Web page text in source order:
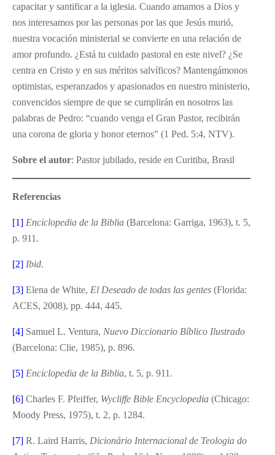
capacitar y santificar a la iglesia. Cuando amamos a Dios y
nos interesamos por las personas por las que Jesús murió,
nuestra vocación ministerial se convierte en una relación de
amor profundo. ¿Está tu cuidado pastoral en este nivel? ¿Se
centra en Cristo y en sus méritos salvíficos? Mantengámonos
optimistas, esperanzados y apasionados en nuestro ministerio,
convencidos siempre de que se cumplirán en nosotros las
palabras de Pedro: “cuando venga el Gran Pastor, recibirán
una corona de gloria y honor eternos” (1 Ped. 5:4, NTV).
Sobre el autor: Pastor jubilado, reside en Curitiba, Brasil
Referencias
[1] Enciclopedia de la Biblia (Barcelona: Garriga, 1963), t. 5,
p. 911.
[2] Ibid.
[3] Elena de White, El Deseado de todas las gentes (Florida:
ACES, 2008), pp. 444, 445.
[4] Samuel L. Ventura, Nuevo Diccionario Bíblico Ilustrado
(Barcelona: Clie, 1985), p. 896.
[5] Enciclopedia de la Biblia, t. 5, p. 911.
[6] Charles F. Pfeiffer, Wycliffe Bible Encyclopedia (Chicago:
Moody Press, 1975), t. 2, p. 1284.
[7] R. Laird Harris, Dicionário Internacional de Teologia do